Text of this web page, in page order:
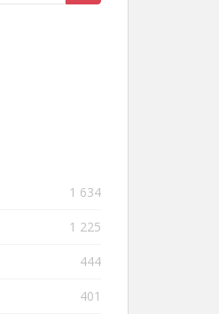
1 634
1 225
444
401